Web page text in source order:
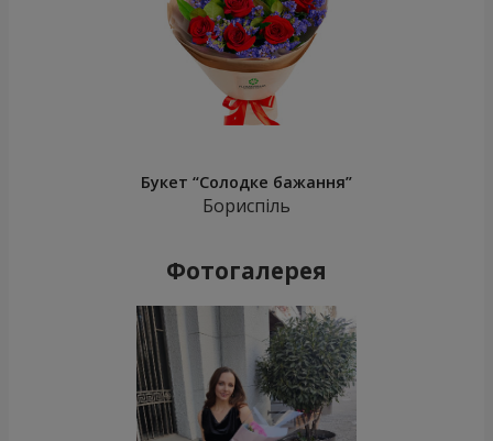
Букет “Солодке бажання”
Бориспіль
Фотогалерея